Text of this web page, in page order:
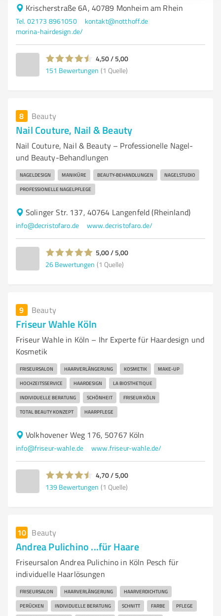
Krischerstraße 6A, 40789 Monheim am Rhein
Tel. 02173 8961050
kontakt@notthoff.de
morina-hairdesign.de/
4,50 / 5,00
151 Bewertungen (1 Quelle)
8 Beauty
Nail Couture, Nail & Beauty
Nail Couture, Nail & Beauty – Professionelle Nagel-
und Beauty-Behandlungen
NAGELDESIGN MANIKÜRE BEAUTY-BEHANDLUNGEN NAGELSTUDIO
PROFESSIONELLE NAGELPFLEGE
Solinger Str. 137, 40764 Langenfeld (Rheinland)
info@decristofaro.de www.decristofaro.de/
5,00 / 5,00
26 Bewertungen (1 Quelle)
9 Beauty
Friseur Wahle Köln
Friseur Wahle in Köln – Ihr Experte für Haardesign und
Kosmetik
FRISEURSALON HAARVERLÄNGERUNG KOSMETIK MAKE-UP
HOCHZEITSSERVICE HAARDESIGN LA BIOSTHETIQUE
INDIVIDUELLE BERATUNG SCHÖNHEIT FRISEUR KÖLN
TOTAL BEAUTY KONZEPT HAARPFLEGE
Volkhovener Weg 176, 50767 Köln
info@friseur-wahle.de www.friseur-wahle.de/
4,70 / 5,00
139 Bewertungen (1 Quelle)
10 Beauty
Andrea Pulichino ...für Haare
Friseursalon Andrea Pulichino in Köln Pesch für
individuelle Haarlösungen
FRISEURSALON HAARVERLÄNGERUNG HAARVERDICHTUNG
PERÜCKEN INDIVIDUELLE BERATUNG SCHNITT FARBE PFLEGE